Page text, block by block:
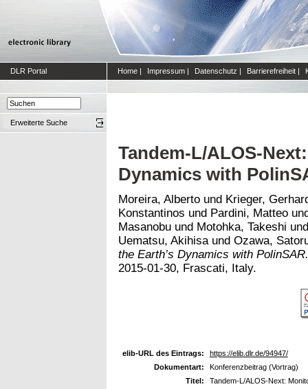
DLR Portal Home | Impressum | Datenschutz | Barrierefreiheit |
Erweiterte Suche
Tandem-L/ALOS-
Dynamics with
Moreira, Alberto und Krieger,
Konstantinos und Pardini, Matteo
Masanobu und Motohka, Takeshi
Uematsu, Akihisa und Ozawa,
the Earth’s Dynamics with PolinSAR.
2015-01-30, Frascati, Italy.
elib-URL des Eintrags:
https://elib.dlr.de/94947/
Dokumentart:
Konferenzbeitrag (Vortrag)
Titel:
Tandem-L/ALOS-Next: